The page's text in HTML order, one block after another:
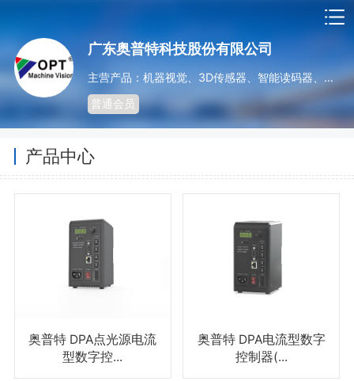
广东奥普特科技股份有限公司
主营产品：机器视觉、3D传感器、智能读码器、光源系列、非标光源定制、控制器、镜头系列、工业相机系列
普通会员
产品中心
奥普特 DPA点光源电流
型数字控...
奥普特 DPA电流型数字
控制器(...